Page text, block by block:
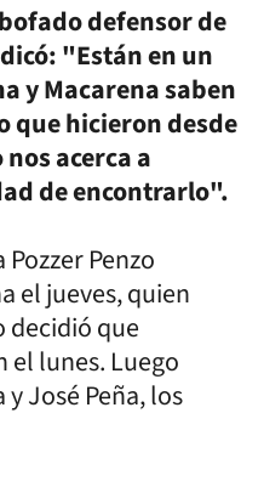
defensor de
"Están en un
y Macarena saben
que hicieron desde
acerca a
de encontrarlo".
Penzo
el jueves, quien
decidió que
el lunes. Luego
José Peña, los